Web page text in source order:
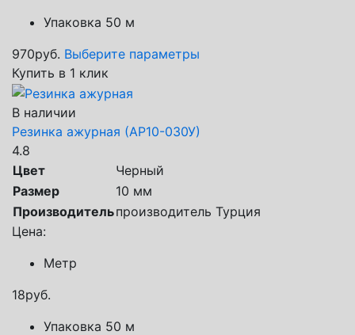
Упаковка 50 м
970руб. Выберите параметры
Купить в 1 клик
В наличии
Резинка ажурная (АР10-030У)
4.8
Цвет
Черный
Размер
10 мм
Производительпроизводитель Турция
Цена:
Метр
18руб.
Упаковка 50 м